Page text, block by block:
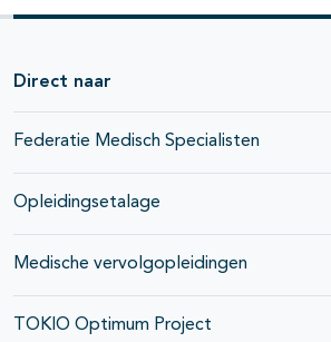
Direct naar
Federatie Medisch Specialisten
Opleidingsetalage
Medische vervolgopleidingen
TOKIO Optimum Project